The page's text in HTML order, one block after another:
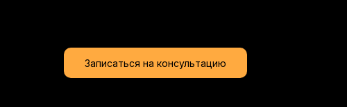
Записаться на консультацию